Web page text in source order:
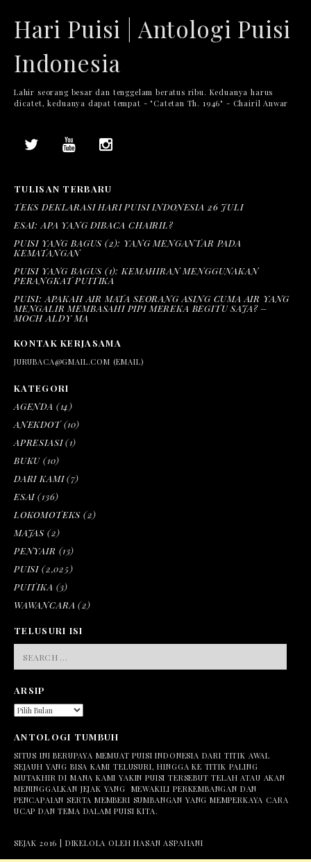
Hari Puisi | Antologi Puisi
Indonesia
Lahir seorang besar dan tenggelam beratus ribu. Keduanya harus
dicatet, keduanya dapat tempat - "Catetan Th. 1946" - Chairil Anwar
TULISAN TERBARU
TEKS DEKLARASI HARI PUISI INDONESIA 26 JULI
ESAI: APA YANG DIBACA CHAIRIL?
PUISI YANG BAGUS (2): YANG MENGANTAR PADA
KEMATANGAN
PUISI YANG BAGUS (1): KEMAHIRAN MENGGUNAKAN
PERANGKAT PUITIKA
PUISI: APAKAH AIR MATA SEORANG ASING CUMA AIR YANG
MENGALIR MEMBASAHI PIPI MEREKA BEGITU SAJA? –
MOCH ALDY MA
KONTAK KERJASAMA
JURUBACA@GMAIL.COM (EMAIL)
KATEGORI
AGENDA (14)
ANEKDOT(10)
APRESIASI(1)
BUKU (10)
DARI KAMI(7)
ESAI (136)
LOKOMOTEKS (2)
MAJAS (2)
PENYAIR (13)
PUISI (2,025)
PUITIKA (3)
WAWANCARA (2)
TELUSURI ISI
FOR:
ARSIP
ARSIP
ANTOLOGI TUMBUH
SITUS INI BERUPAYA MEMUAT PUISI INDONESIA DARI TITIK AWAL
SEJAUH YANG BISA KAMI TELUSURI, HINGGA KE TITIK PALING
MUTAKHIR DI MANA KAMI YAKIN PUISI TERSEBUT TELAH ATAU AKAN
MENINGGALKAN JEJAK YANG MEWAKILI PERKEMBANGAN DAN
PENCAPAIAN SERTA MEMBERI SUMBANGAN YANG MEMPERKAYA CARA
UCAP DAN TEMA DALAM PUISI KITA.
SEJAK 2016 | DIKELOLA OLEH HASAN ASPAHANI